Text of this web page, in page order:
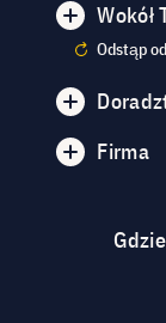
Wokół
Odstąp
Firma